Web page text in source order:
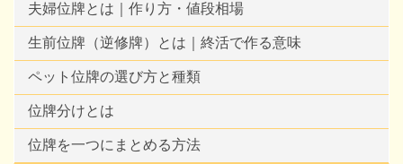
夫婦位牌とは｜作り方・値段相場
生前位牌（逆修牌）とは｜終活で作る意味
ペット位牌の選び方と種類
位牌分けとは
位牌を一つにまとめる方法